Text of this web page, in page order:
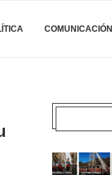
COMUNICACIÓN